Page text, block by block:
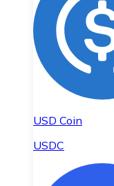
USD Coin
USDC